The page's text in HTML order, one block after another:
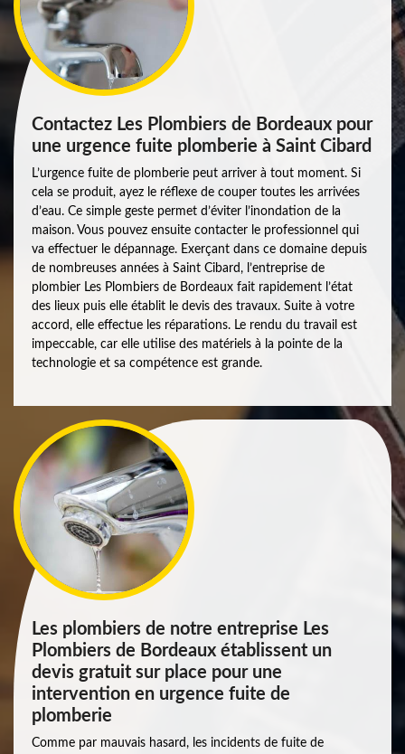
Contactez Les Plombiers de Bordeaux pour
une urgence fuite plomberie à Saint Cibard
L’urgence fuite de plomberie peut arriver à tout moment. Si
cela se produit, ayez le réflexe de couper toutes les arrivées
d’eau. Ce simple geste permet d’éviter l’inondation de la
maison. Vous pouvez ensuite contacter le professionnel qui
va effectuer le dépannage. Exerçant dans ce domaine depuis
de nombreuses années à Saint Cibard, l’entreprise de
plombier Les Plombiers de Bordeaux fait rapidement l’état
des lieux puis elle établit le devis des travaux. Suite à votre
accord, elle effectue les réparations. Le rendu du travail est
impeccable, car elle utilise des matériels à la pointe de la
technologie et sa compétence est grande.
Les plombiers de notre entreprise Les
Plombiers de Bordeaux établissent un
devis gratuit sur place pour une
intervention en urgence fuite de
plomberie
Comme par mauvais hasard, les incidents de fuite de